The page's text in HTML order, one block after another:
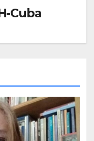
Cuba